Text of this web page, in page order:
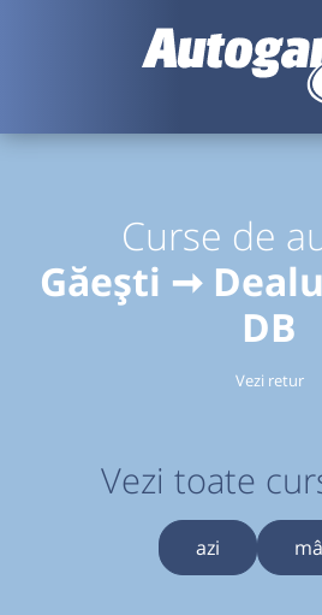
Curse de
Găești ➞
DB
Vezi retur
Vezi toate
azi